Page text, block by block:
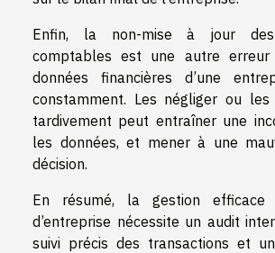
Enfin, la non-mise à jour des
comptables est une autre erreur
données financières d’une
constamment. Les négliger ou
tardivement peut entraîner une
les données, et mener à une
décision.
En résumé, la gestion efficace
d’entreprise nécessite un audit
suivi précis des transactions et